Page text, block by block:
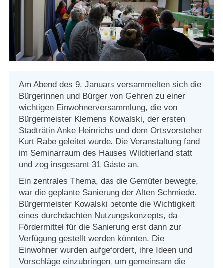
Online-Bewerbungen
Sprache/Language
Am Abend des 9. Januars versammelten sich die
Bürgerinnen und Bürger von Gehren zu einer
wichtigen Einwohnerversammlung, die von
Bürgermeister Klemens Kowalski, der ersten
Stadträtin Anke Heinrichs und dem Ortsvorsteher
Kurt Rabe geleitet wurde. Die Veranstaltung fand
im Seminarraum des Hauses Wildtierland statt
und zog insgesamt 31 Gäste an.
Ein zentrales Thema, das die Gemüter bewegte,
war die geplante Sanierung der Alten Schmiede.
Bürgermeister Kowalski betonte die Wichtigkeit
eines durchdachten Nutzungskonzepts, da
Fördermittel für die Sanierung erst dann zur
Verfügung gestellt werden könnten. Die
Einwohner wurden aufgefordert, ihre Ideen und
Vorschläge einzubringen, um gemeinsam die